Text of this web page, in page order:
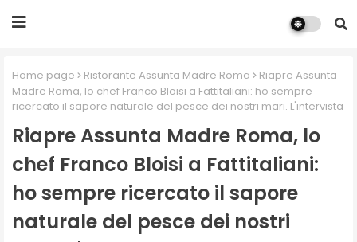
Home page Ristorante Assunta Madre Roma
Riapre Assunta
Madre Roma, lo chef Franco Bloisi a Fattitaliani: ho sempre
ricercato il sapore naturale del pesce dei nostri mari. L'intervista
Riapre Assunta Madre Roma, lo
chef Franco Bloisi a Fattitaliani:
ho sempre ricercato il sapore
naturale del pesce dei nostri